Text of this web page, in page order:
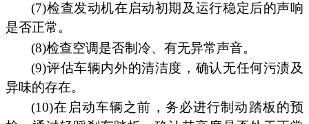
(7)检查发动机在启动初期及运行稳定后的声响
是否正常。
(8)检查空调是否制冷、有无异常声音。
(9)评估车辆内外的清洁度，确认无任何污渍及
异味的存在。
(10)在启动车辆之前，务必进行制动踏板的预